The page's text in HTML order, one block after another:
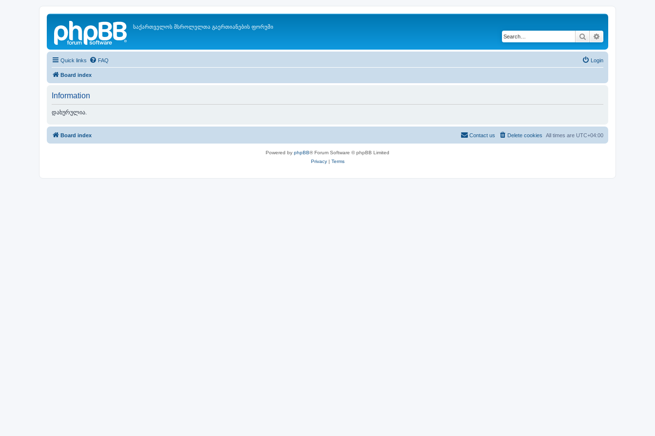
საქართველოს მსროლელთა გაერთიანების ფორუმი
Search
Quick links FAQ Login
Board index
Information
დახურულია.
Board index All times are UTC+04:00
Delete cookies
Contact us
Powered by phpBB® Forum Software © phpBB Limited
Privacy| Terms